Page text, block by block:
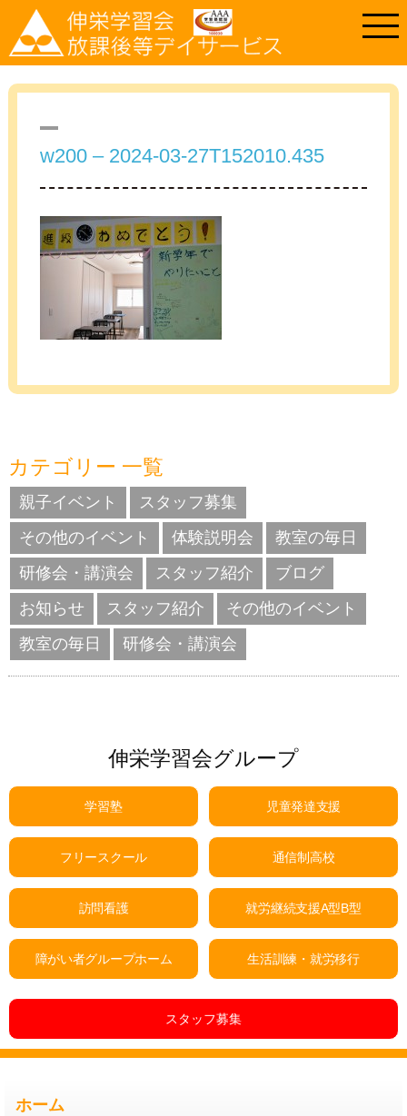
w200 – 2024-03-27T152010.435
カテゴリー 一覧
親子イベント
スタッフ募集
その他のイベント
体験説明会
教室の毎日
研修会・講演会
スタッフ紹介
ブログ
お知らせ
スタッフ紹介
その他のイベント
教室の毎日
研修会・講演会
伸栄学習会グループ
学習塾 児童発達支援
フリースクール 通信制高校
訪問看護 就労継続支援A型B型
障がい者グループホーム 生活訓練・就労移行
スタッフ募集
ホーム